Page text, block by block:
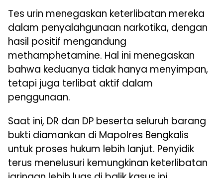
Tes urin menegaskan keterlibatan mereka
dalam penyalahgunaan narkotika, dengan
hasil positif mengandung
methamphetamine. Hal ini menegaskan
bahwa keduanya tidak hanya menyimpan,
tetapi juga terlibat aktif dalam
penggunaan.
Saat ini, DR dan DP beserta seluruh barang
bukti diamankan di Mapolres Bengkalis
untuk proses hukum lebih lanjut. Penyidik
terus menelusuri kemungkinan keterlibatan